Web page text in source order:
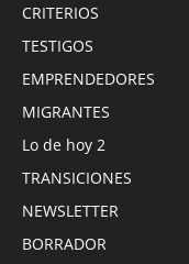
CRITERIOS
TESTIGOS
EMPRENDEDORES
MIGRANTES
Lo de hoy 2
TRANSICIONES
NEWSLETTER
BORRADOR